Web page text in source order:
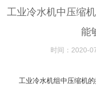
工业冷水机中压缩
能
时间： 2020-
工业冷水机组中压缩机的